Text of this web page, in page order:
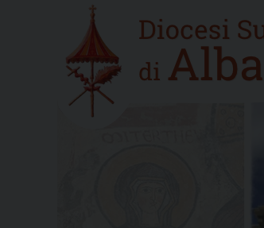
Home
new